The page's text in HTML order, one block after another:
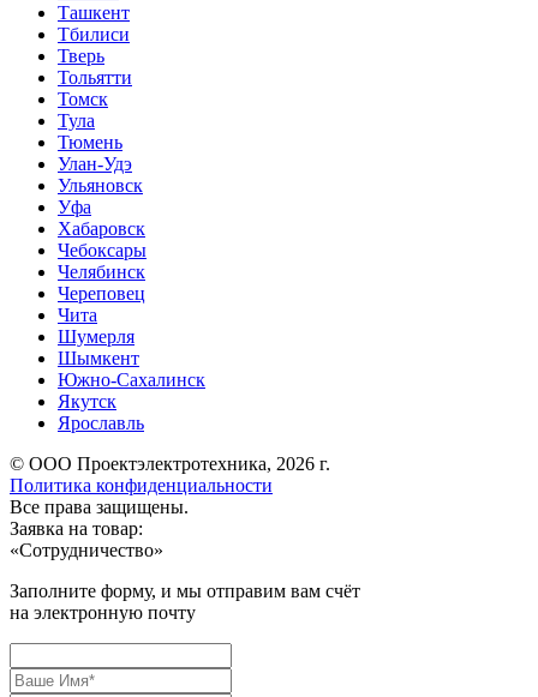
Ташкент
Тбилиси
Тверь
Тольятти
Томск
Тула
Тюмень
Улан-Удэ
Ульяновск
Уфа
Хабаровск
Чебоксары
Челябинск
Череповец
Чита
Шумерля
Шымкент
Южно-Сахалинск
Якутск
Ярославль
© ООО Проектэлектротехника, 2026 г.
Политика конфиденциальности
Все права защищены.
Заявка на товар:
«Сотрудничество»
Заполните форму, и мы отправим вам счёт
на электронную почту